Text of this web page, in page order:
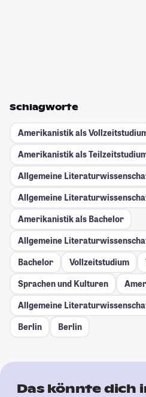
Schlagworte
Amerikanistik als
Amerikanistik als
Allgemeine
Allgemeine
Amerikanistik als Bachelor
Allgemeine
Bachelor
Vollzeitstudium
Sprachen und Kulturen
Allgemeine
Berlin
Berlin
Das könnte dich